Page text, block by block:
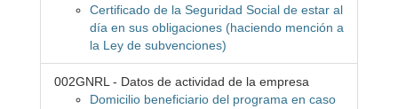
Certificado de la Seguridad Social de estar al
día en sus obligaciones (haciendo mención a
la Ley de subvenciones)
002GNRL - Datos de actividad de la empresa
Domicilio beneficiario del programa en caso